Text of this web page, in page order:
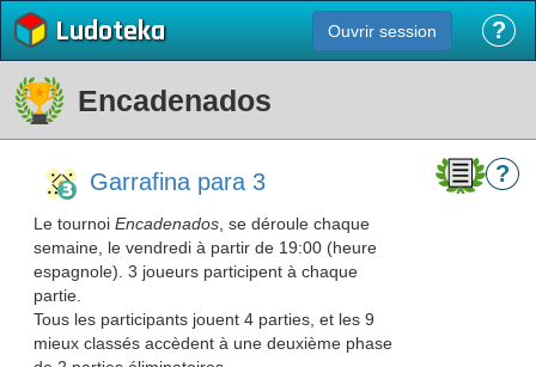
Ludoteka Ouvrir session ?
Encadenados
Garrafina para 3
Le tournoi Encadenados , se déroule chaque
semaine, le vendredi à partir de 19:00 (heure
espagnole). 3 joueurs participent à chaque
partie.
Tous les participants jouent 4 parties, et les 9
mieux classés accèdent à une deuxième phase
?